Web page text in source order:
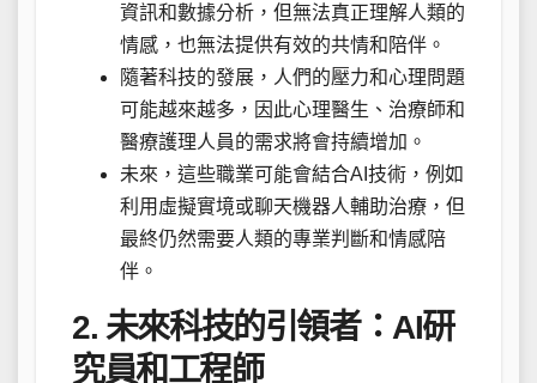
資訊和數據分析，但無法真正理解人類的
情感，也無法提供有效的共情和陪伴。
隨著科技的發展，人們的壓力和心理問題
可能越來越多，因此心理醫生、治療師和
醫療護理人員的需求將會持續增加。
未來，這些職業可能會結合AI技術，例如
利用虛擬實境或聊天機器人輔助治療，但
最終仍然需要人類的專業判斷和情感陪
伴。
2. 未來科技的引領者：AI研
究員和工程師